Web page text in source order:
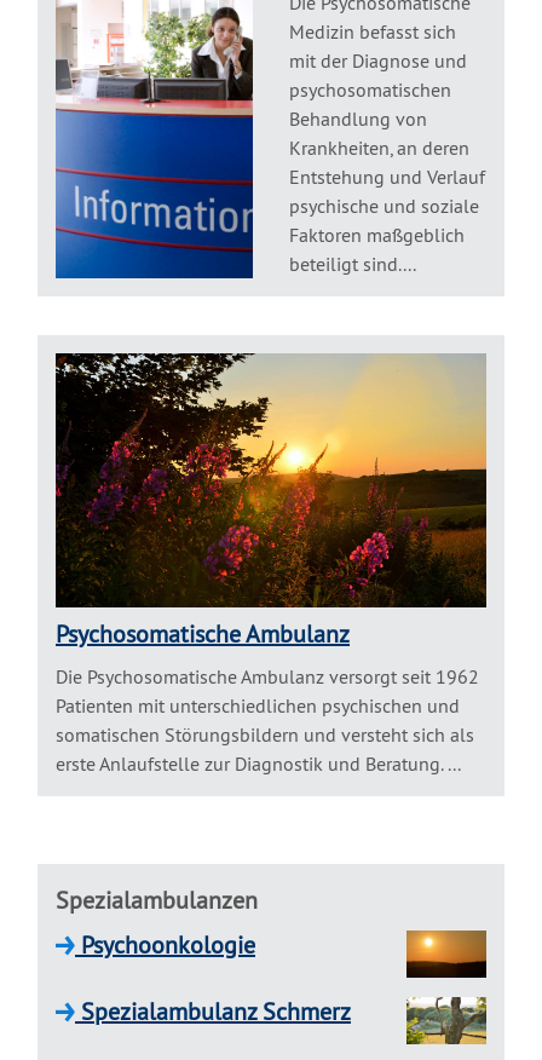
Medizin befasst sich
mit der Diagnose und
psychosomatischen
Behandlung von
Krankheiten, an deren
Entstehung und Verlauf
psychische und soziale
Faktoren maßgeblich
beteiligt sind....
Psychosomatische Ambulanz
Die Psychosomatische Ambulanz versorgt seit 1962
Patienten mit unterschiedlichen psychischen und
somatischen Störungsbildern und versteht sich als
erste Anlaufstelle zur Diagnostik und Beratung. ...
Spezialambulanzen
Psychoonkologie
Spezialambulanz Schmerz